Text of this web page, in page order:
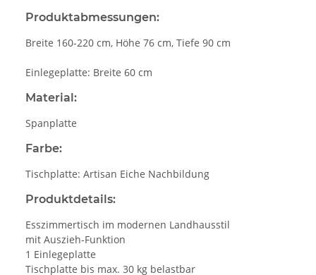
Produktabmessungen:
Breite 160-220 cm, Höhe 76 cm, Tiefe 90 cm
Einlegeplatte: Breite 60 cm
Material:
Spanplatte
Farbe:
Tischplatte: Artisan Eiche Nachbildung
Produktdetails:
Esszimmertisch im modernen Landhausstil
mit Auszieh-Funktion
1 Einlegeplatte
Tischplatte bis max. 30 kg belastbar